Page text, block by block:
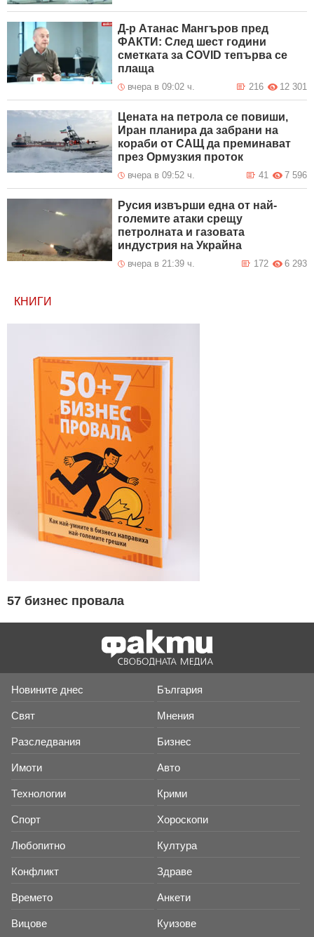
Д-р Атанас Мангъров пред
ФАКТИ: След шест години
сметката за COVID тепърва се
плаща
вчера в 09:02 ч. 12 301
216
Цената на петрола се повиши,
Иран планира да забрани на
кораби от САЩ да преминават
през Ормузкия проток
вчера в 09:52 ч. 7 596
41
Русия извърши една от най-
големите атаки срещу
петролната и газовата
индустрия на Украйна
вчера в 21:39 ч. 6 293
172
КНИГИ
57 бизнес провала
Новините днес България
Свят Мнения
Разследвания Бизнес
Имоти Авто
Технологии Крими
Спорт Хороскопи
Любопитно Култура
Конфликт Здраве
Времето Анкети
Вицове Куизове